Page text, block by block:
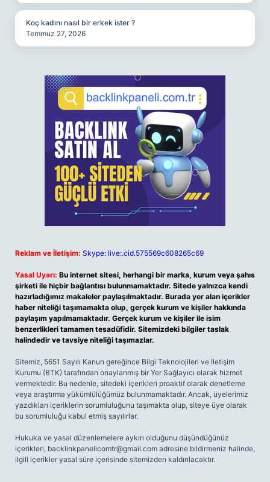
Koç kadını nasıl bir erkek ister ?
Temmuz 27, 2026
Reklam ve İletişim: Skype: live:.cid.575569c608265c69
Yasal Uyarı: Bu internet sitesi, herhangi bir marka, kurum veya şahıs
şirketi ile hiçbir bağlantısı bulunmamaktadır. Sitede yalnızca kendi
hazırladığımız makaleler paylaşılmaktadır. Burada yer alan içerikler
haber niteliği taşımamakta olup, gerçek kurum ve kişiler hakkında
paylaşım yapılmamaktadır. Gerçek kurum ve kişiler ile isim
benzerlikleri tamamen tesadüfidir. Sitemizdeki bilgiler taslak
halindedir ve tavsiye niteliği taşımazlar.
Sitemiz, 5651 Sayılı Kanun gereğince Bilgi Teknolojileri ve İletişim
Kurumu (BTK) tarafından onaylanmış bir Yer Sağlayıcı olarak hizmet
vermektedir. Bu nedenle, sitedeki içerikleri proaktif olarak denetleme
veya araştırma yükümlülüğümüz bulunmamaktadır. Ancak, üyelerimiz
yazdıkları içeriklerin sorumluluğunu taşımakta olup, siteye üye olarak
bu sorumluluğu kabul etmiş sayılırlar.
Hukuka ve yasal düzenlemelere aykırı olduğunu düşündüğünüz
içerikleri, backlinkpanelicomtr@gmail.com adresine bildirmeniz halinde,
ilgili içerikler yasal süre içerisinde sitemizden kaldırılacaktır.